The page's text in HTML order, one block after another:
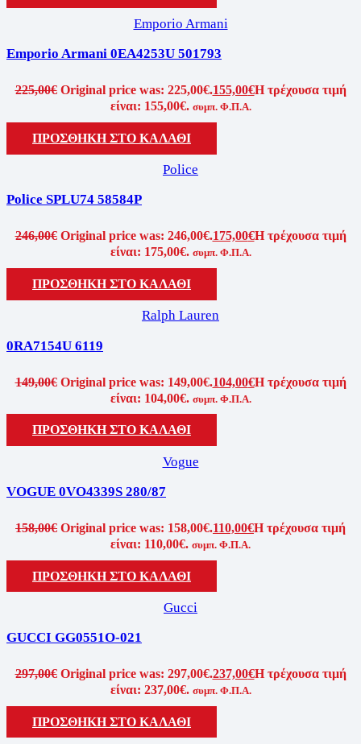
Emporio Armani
Emporio Armani 0EA4253U 501793
225,00€ Original price was: 225,00€.155,00€Η τρέχουσα τιμή
είναι: 155,00€. συμπ. Φ.Π.Α.
ΠΡΟΣΘΗΚΗ ΣΤΟ ΚΑΛΑΘΙ
Police
Police SPLU74 58584P
246,00€ Original price was: 246,00€.175,00€Η τρέχουσα τιμή
είναι: 175,00€. συμπ. Φ.Π.Α.
ΠΡΟΣΘΗΚΗ ΣΤΟ ΚΑΛΑΘΙ
Ralph Lauren
0RA7154U 6119
149,00€ Original price was: 149,00€.104,00€Η τρέχουσα τιμή
είναι: 104,00€. συμπ. Φ.Π.Α.
ΠΡΟΣΘΗΚΗ ΣΤΟ ΚΑΛΑΘΙ
Vogue
VOGUE 0VO4339S 280/87
158,00€ Original price was: 158,00€.110,00€Η τρέχουσα τιμή
είναι: 110,00€. συμπ. Φ.Π.Α.
ΠΡΟΣΘΗΚΗ ΣΤΟ ΚΑΛΑΘΙ
Gucci
GUCCI GG0551O-021
297,00€ Original price was: 297,00€.237,00€Η τρέχουσα τιμή
είναι: 237,00€. συμπ. Φ.Π.Α.
ΠΡΟΣΘΗΚΗ ΣΤΟ ΚΑΛΑΘΙ